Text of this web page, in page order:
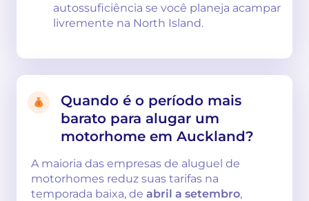
autossuficiência se você planeja acampar
livremente na North Island.
Quando é o período mais
barato para alugar um
motorhome em Auckland?
A maioria das empresas de aluguel de
motorhomes reduz suas tarifas na
temporada baixa, de abril a setembro,